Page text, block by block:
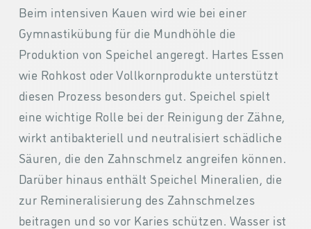
Beim intensiven Kauen wird wie bei einer
Gymnastikübung für die Mundhöhle die
Produktion von Speichel angeregt. Hartes Essen
wie Rohkost oder Vollkornprodukte unterstützt
diesen Prozess besonders gut. Speichel spielt
eine wichtige Rolle bei der Reinigung der Zähne,
wirkt antibakteriell und neutralisiert schädliche
Säuren, die den Zahnschmelz angreifen können.
Darüber hinaus enthält Speichel Mineralien, die
zur Remineralisierung des Zahnschmelzes
beitragen und so vor Karies schützen. Wasser ist